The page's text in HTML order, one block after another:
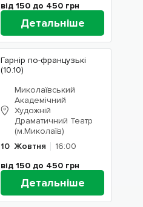
від 150 до 450 грн
Детальніше
Гарнір по-французькі
(10.10)
Миколаївський
Академічний
Художній
Драматичний Театр
(м.Миколаїв)
10 Жовтня
16:00
від 150 до 450 грн
Детальніше